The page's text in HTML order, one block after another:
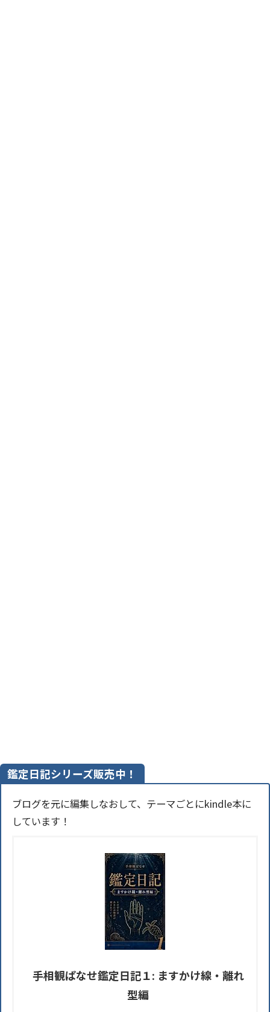
鑑定日記シリーズ販売中！
ブログを元に編集しなおして、テーマごとにkindle本に
しています！
手相観ぱなせ鑑定日記１: ますかけ線・離れ
型編